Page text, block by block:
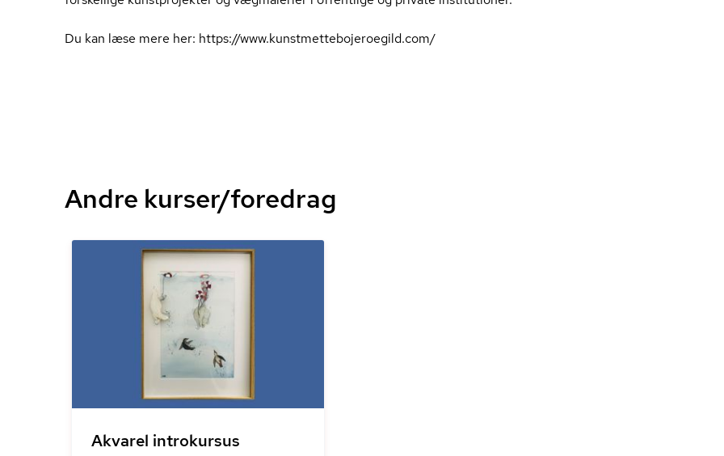
Du kan læse mere her: https://www.kunst­met­te­bo­jero­e­gild.com/
Andre kurser/foredrag
Akvarel introkursus